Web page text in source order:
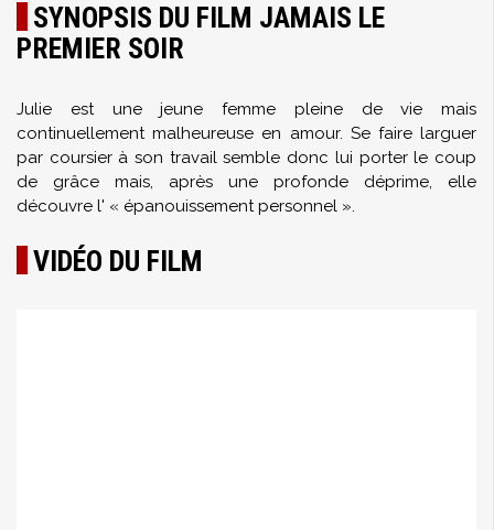
SYNOPSIS DU FILM JAMAIS LE
PREMIER SOIR
Julie est une jeune femme pleine de vie mais
continuellement malheureuse en amour. Se faire larguer
par coursier à son travail semble donc lui porter le coup
de grâce mais, après une profonde déprime, elle
découvre l' « épanouissement personnel ».
VIDÉO DU FILM